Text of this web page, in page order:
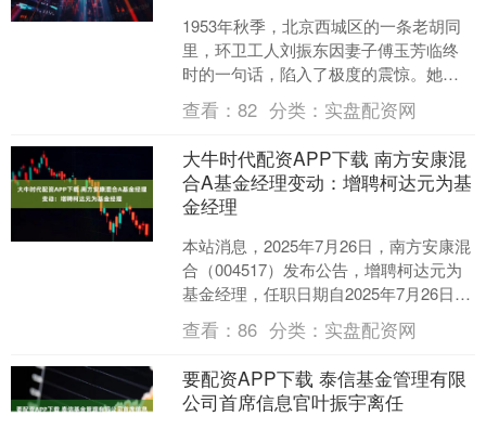
1953年秋季，北京西城区的一条老胡同
里，环卫工人刘振东因妻子傅玉芳临终
时的一句话，陷入了极度的震惊。她揭
示了一个关于自己惊天的秘密，瞬间将
刘振东的思绪拉回了那....
查看：82 分类： 实盘配资网
大牛时代配资APP下载 南方安康混
合A基金经理变动：增聘柯达元为基
金经理
本站消息，2025年7月26日，南方安康混
合（004517）发布公告，增聘柯达元为
基金经理，任职日期自2025年7月26日
起，变更后南方安康混合（004517）....
查看：86 分类： 实盘配资网
要配资APP下载 泰信基金管理有限
公司首席信息官叶振宇离任